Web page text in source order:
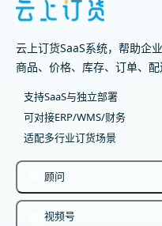
云上订货SaaS系统，帮助企
商品、价格、库存、订单、配
支持SaaS与独立部署
可对接ERP/WMS/财务
适配多行业订货场景
顾问
视频号